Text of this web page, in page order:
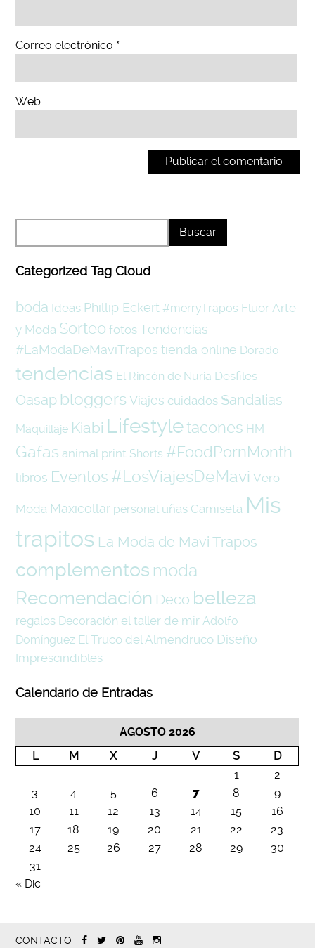
Correo electrónico *
Web
Categorized Tag Cloud
boda Ideas Phillip Eckert #merryTrapos Fluor Arte
y Moda Sorteo fotos Tendencias
#LaModaDeMaviTrapos tienda online Dorado
tendencias El Rincón de Nuria Desfiles
Oasap bloggers Viajes cuidados Sandalias
Maquillaje Kiabi Lifestyletacones HM
Gafas animal print Shorts #FoodPornMonth
libros Eventos #LosViajesDeMavi Vero
Moda Maxicollar personal uñas Camiseta Mis
trapitos La Moda de Mavi Trapos
complementos moda
Recomendación Deco belleza
regalos Decoración el taller de mir Adolfo
Domínguez El Truco del Almendruco Diseño
Imprescindibles
Calendario de Entradas
AGOSTO 2026
L
M X J V S
D
1
2
3
4 5 6 7 8
9
10
11 12 13 14 15
16
17
18 19 20 21 22
23
24
25 26 27 28 29
30
31
« Dic
CONTACTO